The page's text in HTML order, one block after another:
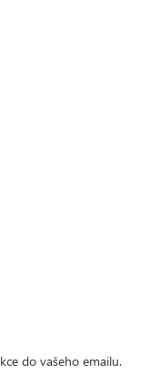
do vašeho emailu.